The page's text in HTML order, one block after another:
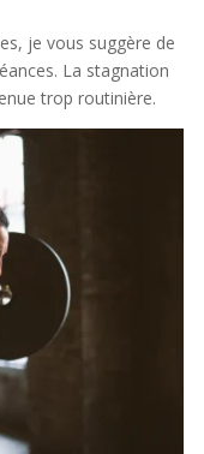
je vous suggère de
La stagnation
trop routinière.